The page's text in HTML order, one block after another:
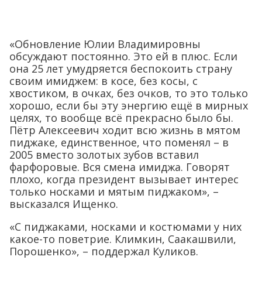
«Обновление Юлии Владимировны
обсуждают постоянно. Это ей в плюс. Если
она 25 лет умудряется беспокоить страну
своим имиджем: в косе, без косы, с
хвостиком, в очках, без очков, то это только
хорошо, если бы эту энергию ещё в мирных
целях, то вообще всё прекрасно было бы.
Пётр Алексеевич ходит всю жизнь в мятом
пиджаке, единственное, что поменял – в
2005 вместо золотых зубов вставил
фарфоровые. Вся смена имиджа. Говорят
плохо, когда президент вызывает интерес
только носками и мятым пиджаком», –
высказался Ищенко.
«С пиджаками, носками и костюмами у них
какое-то поветрие. Климкин, Саакашвили,
Порошенко», – поддержал Куликов.